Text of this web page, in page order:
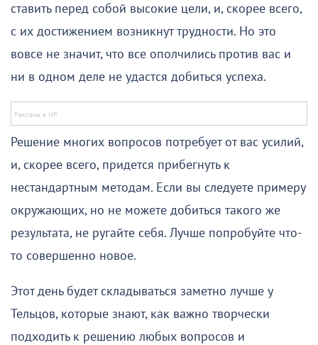
ставить перед собой высокие цели, и, скорее всего,
с их достижением возникнут трудности. Но это
вовсе не значит, что все ополчились против вас и
ни в одном деле не удастся добиться успеха.
Решение многих вопросов потребует от вас усилий,
и, скорее всего, придется прибегнуть к
нестандартным методам. Если вы следуете примеру
окружающих, но не можете добиться такого же
результата, не ругайте себя. Лучше попробуйте что-
то совершенно новое.
Этот день будет складываться заметно лучше у
Тельцов, которые знают, как важно творчески
подходить к решению любых вопросов и